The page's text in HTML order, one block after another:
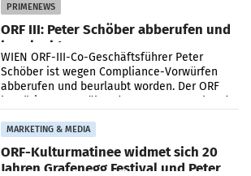
PRIMENEWS
ORF III: Peter Schöber abberufen und
beurlaubt
WIEN ORF-III-Co-Geschäftsführer Peter
Schöber ist wegen Compliance-Vorwürfen
abberufen und beurlaubt worden. Der ORF
bestätigte gegenüber der APA entsprechende
MARKETING & MEDIA
ORF-Kulturmatinee widmet sich 20
Jahren Grafenegg Festival und Peter